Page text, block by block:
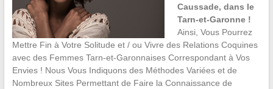
Caussade, dans le
Tarn-et-Garonne !
Ainsi, Vous Pourrez
Mettre Fin à Votre Solitude et / ou Vivre des Relations Coquines
avec des Femmes Tarn-et-Garonnaises Correspondant à Vos
Envies ! Nous Vous Indiquons des Méthodes Variées et de
Nombreux Sites Permettant de Faire la Connaissance de